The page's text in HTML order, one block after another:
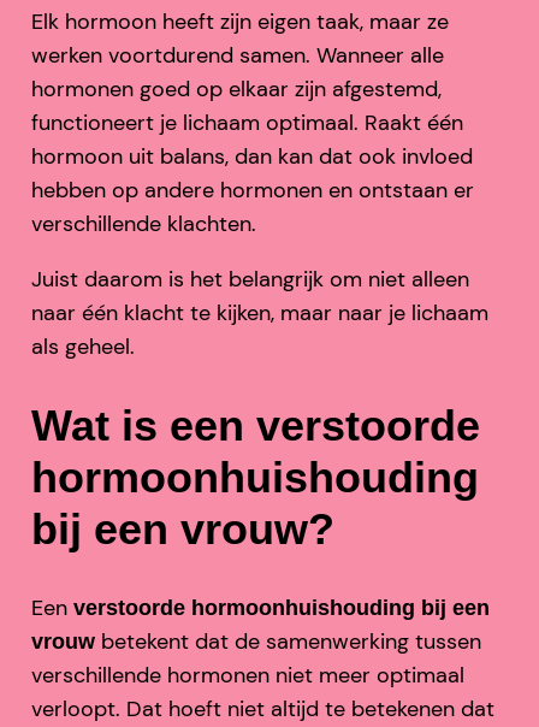
Elk hormoon heeft zijn eigen taak, maar ze
werken voortdurend samen. Wanneer alle
hormonen goed op elkaar zijn afgestemd,
functioneert je lichaam optimaal. Raakt één
hormoon uit balans, dan kan dat ook invloed
hebben op andere hormonen en ontstaan er
verschillende klachten.
Juist daarom is het belangrijk om niet alleen
naar één klacht te kijken, maar naar je lichaam
als geheel.
Wat is een verstoorde
hormoonhuishouding
bij een vrouw?
Een verstoorde hormoonhuishouding bij een
vrouwbetekent dat de samenwerking tussen
verschillende hormonen niet meer optimaal
verloopt. Dat hoeft niet altijd te betekenen dat